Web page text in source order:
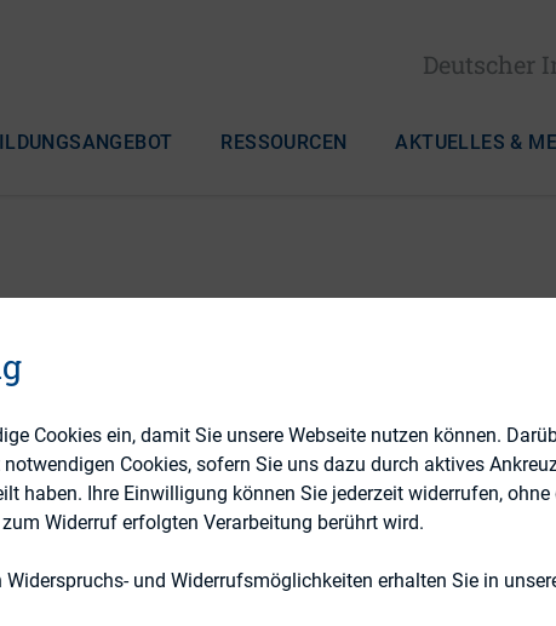
Deutscher
RESSOURCEN AKTUELLES &
Kommunikation
Cookies ein, damit Sie unsere Webseite nutzen können.
Cookies, sofern Sie uns dazu durch aktives
haben. Ihre Einwilligung können Sie jederzeit widerrufen, ohne
Widerruf erfolgten Verarbeitung berührt wird.
und Widerrufsmöglichkeiten erhalten Sie in